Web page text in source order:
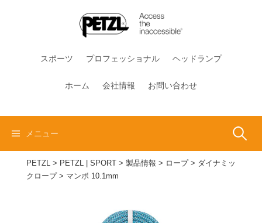
スポーツ プロフェッショナル ヘッドランプ
ホーム 会社情報 お問い合わせ
メニュー 検
索:
PETZL > PETZL | SPORT > 製品情報 > ロープ> ダイナミッ
クロープ> マンボ 10.1mm